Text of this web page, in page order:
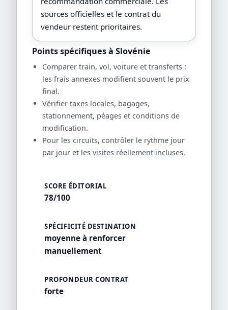
sources officielles et le contrat du
vendeur restent prioritaires.
Points spécifiques à Slovénie
Comparer train, vol, voiture et transferts :
les frais annexes modifient souvent le prix
final.
Vérifier taxes locales, bagages,
stationnement, péages et conditions de
modification.
Pour les circuits, contrôler le rythme jour
par jour et les visites réellement incluses.
SCORE ÉDITORIAL
78/100
SPÉCIFICITÉ DESTINATION
moyenne à renforcer
manuellement
PROFONDEUR CONTRAT
forte